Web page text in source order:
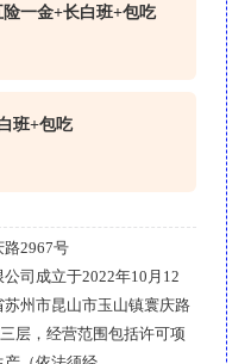
一金+长白班+包吃
班+包吃
路2967号
司成立于2022年10月12
苏州市昆山市玉山镇寰庆路
层，经营范围包括许可项